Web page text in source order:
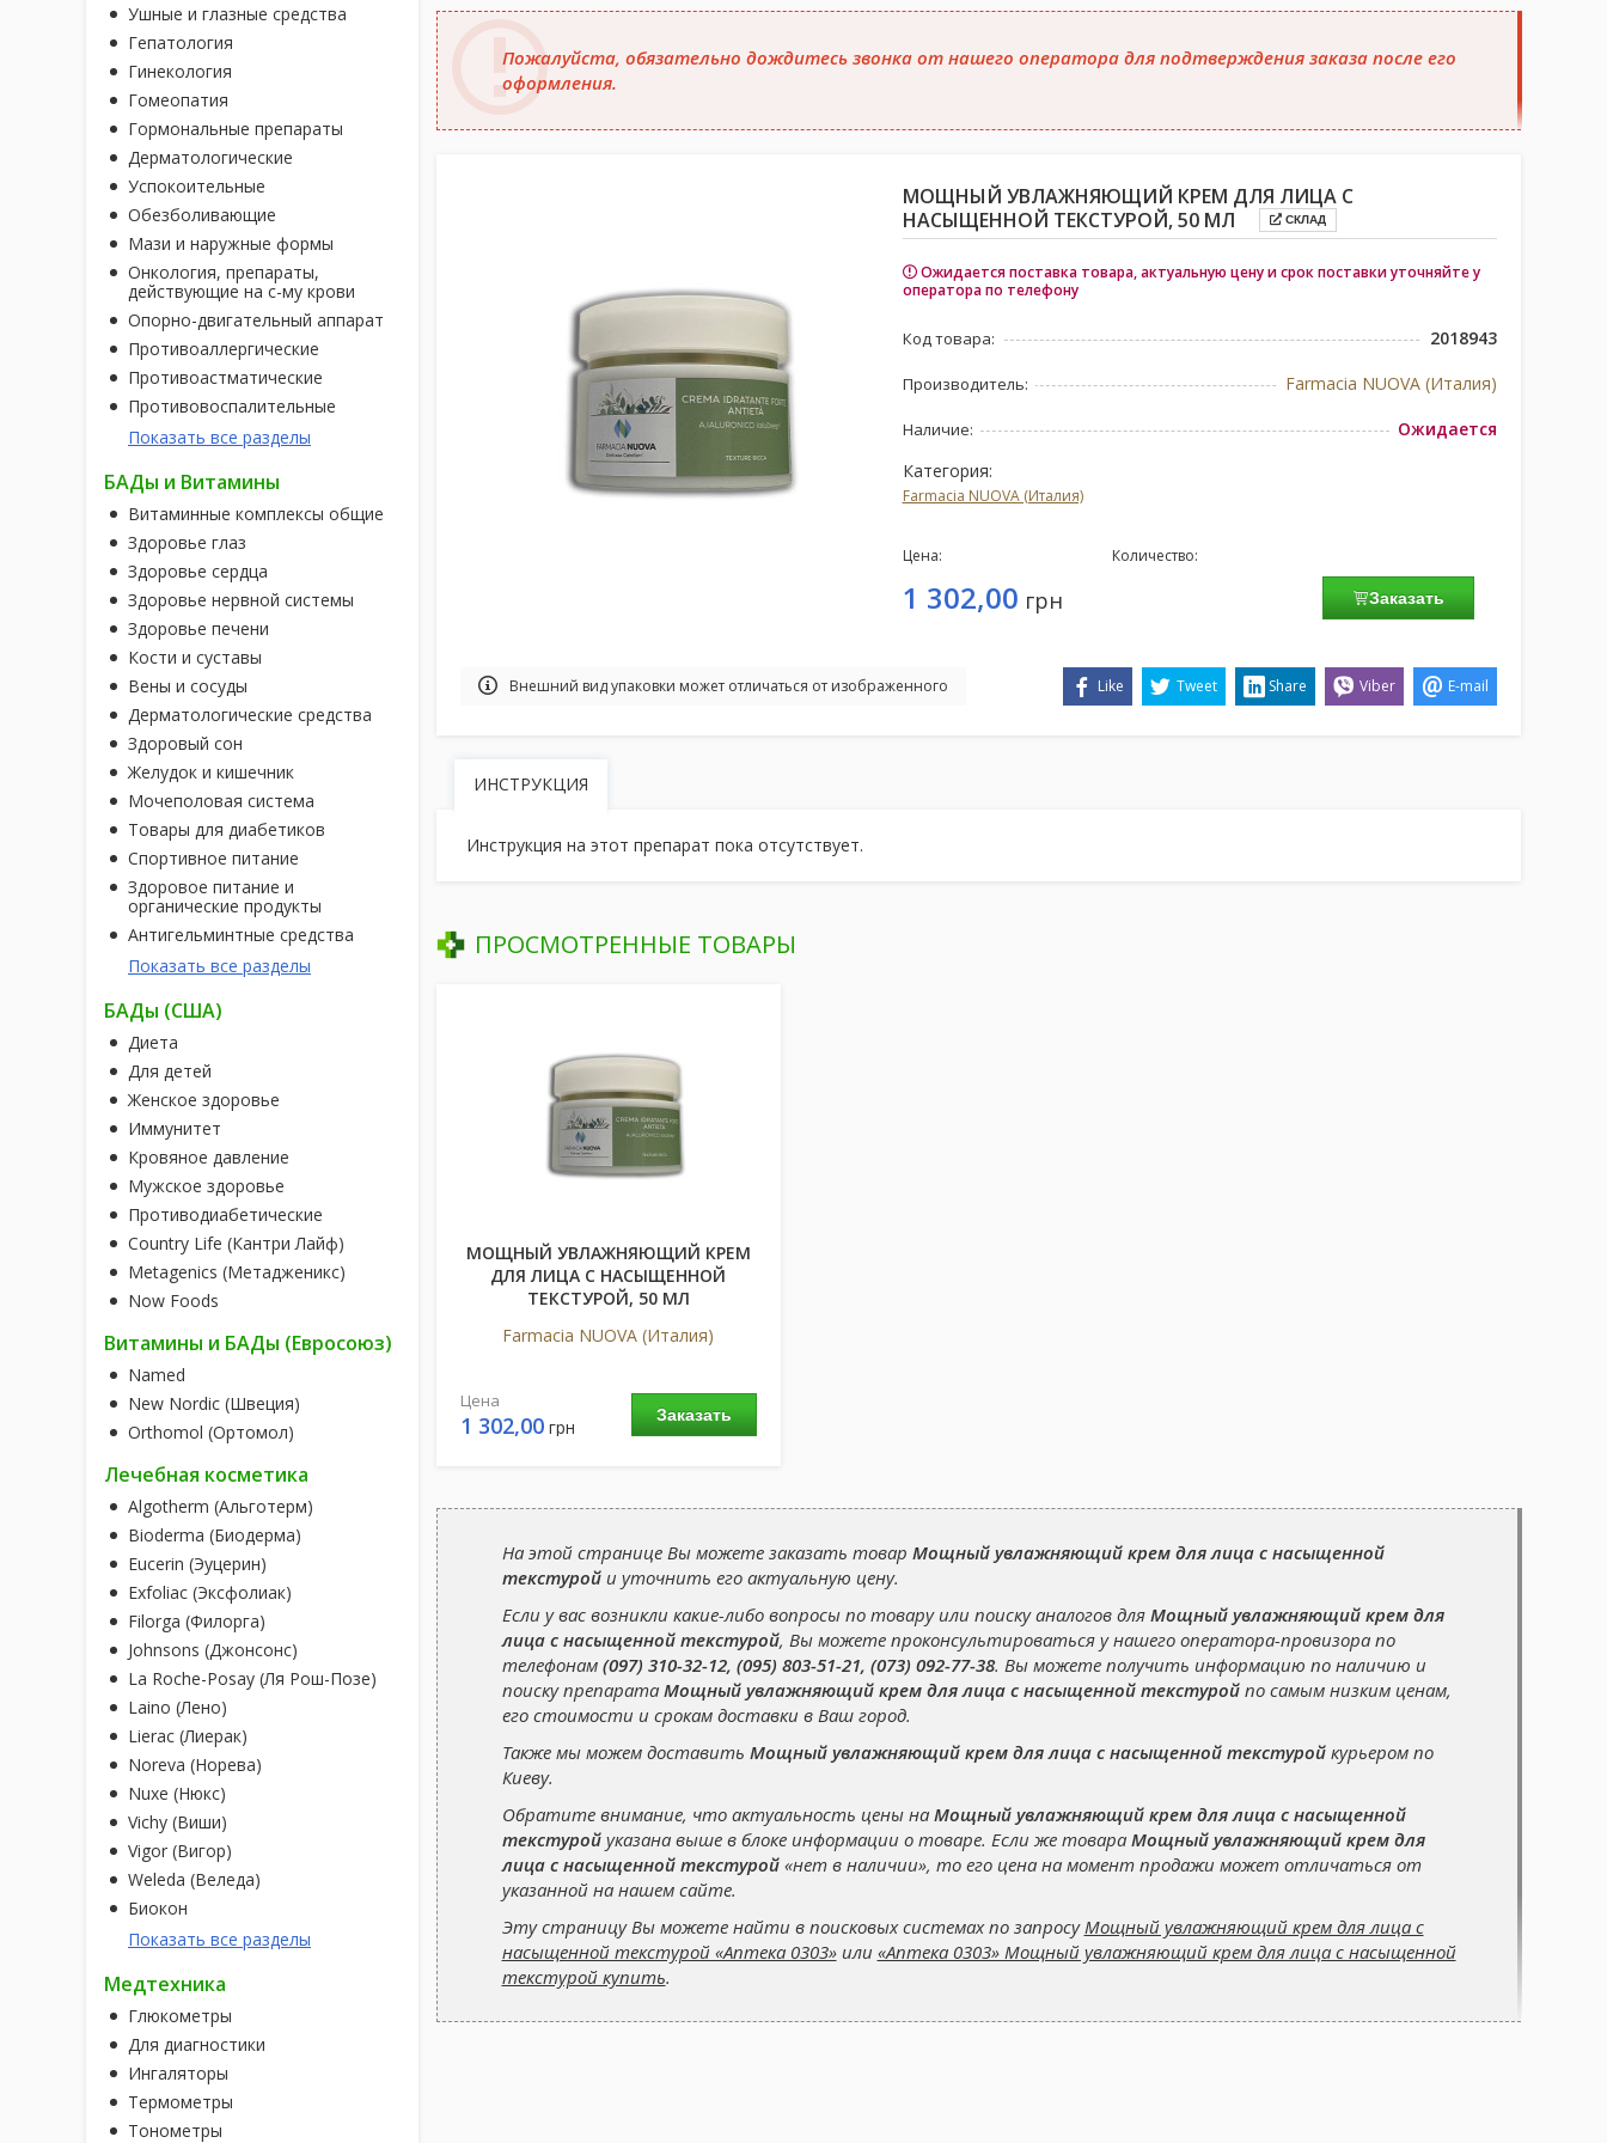
Ушные и глазные средства
Гепатология
Гинекология
Гомеопатия
Гормональные препараты
Дерматологические
Успокоительные
Обезболивающие
Мази и наружные формы
Онкология, препараты,
действующие на с-му крови
Опорно-двигательный аппарат
Противоаллергические
Противоастматические
Противовоспалительные
Показать все разделы
БАДы и Витамины
Витаминные комплексы общие
Здоровье глаз
Здоровье сердца
Здоровье нервной системы
Здоровье печени
Кости и суставы
Вены и сосуды
Дерматологические средства
Здоровый сон
Желудок и кишечник
Мочеполовая система
Товары для диабетиков
Спортивное питание
Здоровое питание и
органические продукты
Антигельминтные средства
Показать все разделы
БАДы (США)
Диета
Для детей
Женское здоровье
Иммунитет
Кровяное давление
Мужское здоровье
Противодиабетические
Country Life (Кантри Лайф)
Metagenics (Метадженикс)
Now Foods
Витамины и БАДы (Евросоюз)
Named
New Nordic (Швеция)
Orthomol (Ортомол)
Лечебная косметика
Algotherm (Альготерм)
Bioderma (Биодерма)
Eucerin (Эуцерин)
Exfoliac (Эксфолиак)
Filorga (Филорга)
Johnsons (Джонсонс)
La Roche-Posay (Ля Рош-Позе)
Laino (Лено)
Lierac (Лиерак)
Noreva (Норева)
Nuxe (Нюкс)
Vichy (Виши)
Vigor (Вигор)
Weleda (Веледа)
Биокон
Показать все разделы
Медтехника
Глюкометры
Для диагностики
Ингаляторы
Термометры
Тонометры
Пожалуйста, обязательно дождитесь звонка от нашего оператора для подтверждения заказа после его
оформления.
МОЩНЫЙ УВЛАЖНЯЮЩИЙ КРЕМ ДЛЯ ЛИЦА С
НАСЫЩЕННОЙ ТЕКСТУРОЙ, 50 МЛ
СКЛАД
Ожидается поставка товара, актуальную цену и срок поставки уточняйте у
оператора по телефону
Код товара: 2018943
Производитель: Farmacia NUOVA (Италия)
Наличие:
Ожидается
Категория:
Farmacia NUOVA (Италия)
Цена:
1 302,00 грн
Количество:
Заказать
Внешний вид упаковки может отличаться от изображенного Like Tweet Share Viber E-mail
ИНСТРУКЦИЯ
Инструкция на этот препарат пока отсутствует.
ПРОСМОТРЕННЫЕ ТОВАРЫ
МОЩНЫЙ УВЛАЖНЯЮЩИЙ КРЕМ
ДЛЯ ЛИЦА С НАСЫЩЕННОЙ
ТЕКСТУРОЙ, 50 МЛ
Farmacia NUOVA (Италия)
Заказать
Цена
1 302,00грн
На этой странице Вы можете заказать товар Мощный увлажняющий крем для лица с насыщенной
текстуройи уточнить его актуальную цену.
Если у вас возникли какие-либо вопросы по товару или поиску аналогов для Мощный увлажняющий крем для
лица с насыщенной текстурой, Вы можете проконсультироваться у нашего оператора-провизора по
телефонам (097) 310-32-12, (095) 803-51-21, (073) 092-77-38. Вы можете получить информацию по наличию и
поиску препарата Мощный увлажняющий крем для лица с насыщенной текстуройпо самым низким ценам,
его стоимости и срокам доставки в Ваш город.
Также мы можем доставить Мощный увлажняющий крем для лица с насыщенной текстуройкурьером по
Киеву.
Обратите внимание, что актуальность цены на Мощный увлажняющий крем для лица с насыщенной
текстуройуказана выше в блоке информации о товаре. Если же товара Мощный увлажняющий крем для
лица с насыщенной текстурой«нет в наличии», то его цена на момент продажи может отличаться от
указанной на нашем сайте.
Эту страницу Вы можете найти в поисковых системах по запросу Мощный увлажняющий крем для лица с
насыщенной текстурой «Аптека 0303»или «Аптека 0303» Мощный увлажняющий крем для лица с насыщенной
текстурой купить.